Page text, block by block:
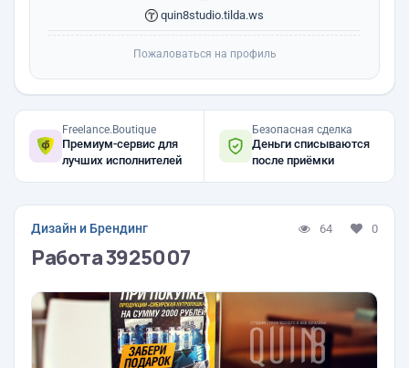
quin8studio.tilda.ws
Пожаловаться на профиль
Freelance.Boutique
Премиум-сервис для
лучших исполнителей
Безопасная сделка
Деньги списываются
после приёмки
Дизайн и Брендинг 64 0
Работа 3925007